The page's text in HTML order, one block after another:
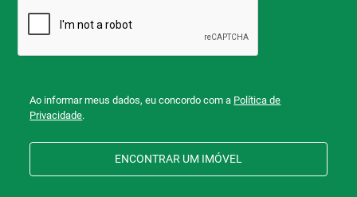
Ao informar meus dados, eu concordo com a Política de
Privacidade.
ENCONTRAR UM IMÓVEL